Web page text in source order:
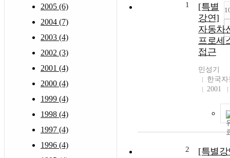
2005 (6)
2004 (7)
2003 (4)
2002 (3)
2001 (4)
2000 (4)
1999 (4)
1998 (4)
1997 (4)
1996 (4)
1
[특별
강연]
자동차
프로세
접근
민성기
한국
2001
2
[특별